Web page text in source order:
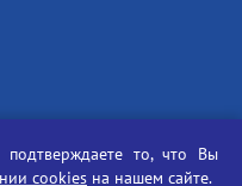
то, что Вы
cookies на нашем сайте.